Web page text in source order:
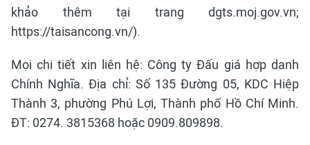
khảo thêm tại trang dgts.moj.gov.vn;
https://taisancong.vn/).
Mọi chi tiết xin liên hệ: Công ty Đấu giá hợp danh
Chính Nghĩa. Địa chỉ: Số 135 Đường 05, KDC Hiệp
Thành 3, phường Phú Lợi, Thành phố Hồ Chí Minh.
ĐT: 0274. 3815368 hoặc 0909.809898.